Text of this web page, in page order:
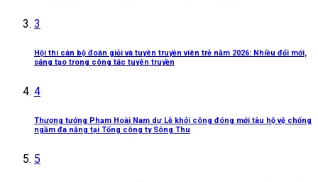
3
Hội thi cán bộ đoàn giỏi và tuyên truyền viên trẻ năm 2026: Nhiều đổi mới,
sáng tạo trong công tác tuyên truyền
4
Thượng tướng Phạm Hoài Nam dự Lễ khởi công đóng mới tàu hộ vệ chống
ngầm đa năng tại Tổng công ty Sông Thu
5